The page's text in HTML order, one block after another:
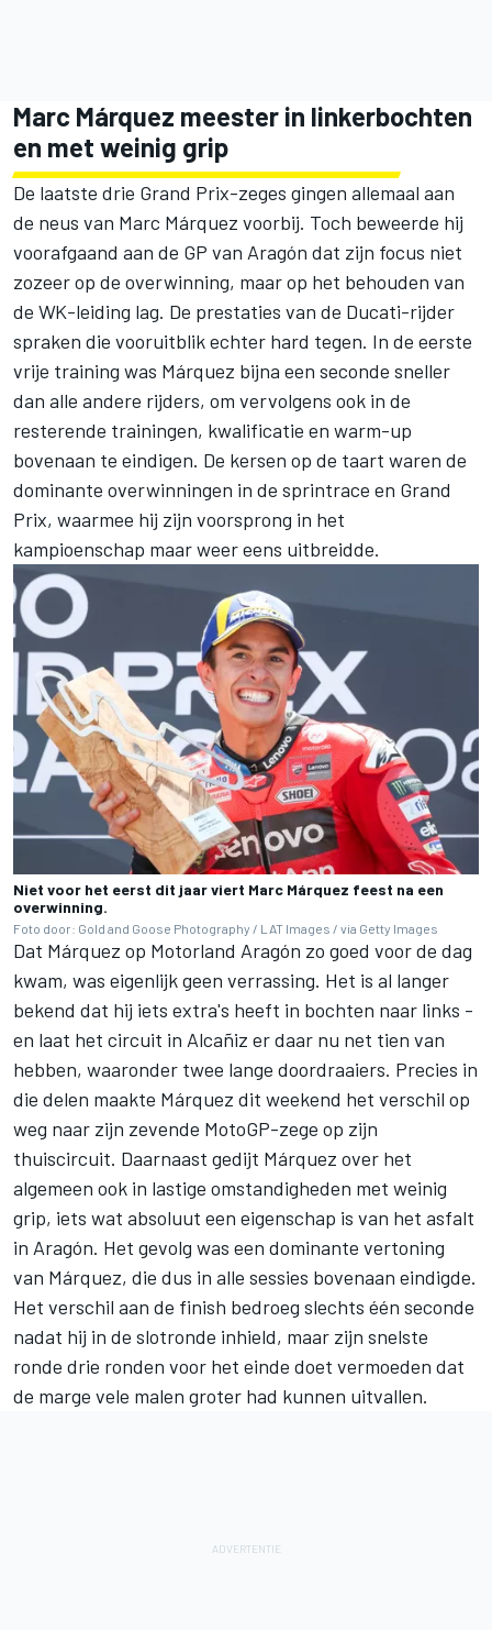
Marc Márquez meester in linkerbochten
en met weinig grip
De laatste drie Grand Prix-zeges gingen allemaal aan
de neus van Marc Márquez voorbij. Toch beweerde hij
voorafgaand aan de GP van Aragón dat zijn focus niet
zozeer op de overwinning, maar op het behouden van
de WK-leiding lag. De prestaties van de Ducati-rijder
spraken die vooruitblik echter hard tegen. In de eerste
vrije training was Márquez bijna een seconde sneller
dan alle andere rijders, om vervolgens ook in de
resterende trainingen, kwalificatie en warm-up
bovenaan te eindigen. De kersen op de taart waren de
dominante overwinningen in de sprintrace en Grand
Prix, waarmee hij zijn voorsprong in het
kampioenschap maar weer eens uitbreidde.
Niet voor het eerst dit jaar viert Marc Márquez feest na een
overwinning.
Foto door: Gold and Goose Photography / LAT Images / via Getty Images
Dat Márquez op Motorland Aragón zo goed voor de dag
kwam, was eigenlijk geen verrassing. Het is al langer
bekend dat hij iets extra's heeft in bochten naar links -
en laat het circuit in Alcañiz er daar nu net tien van
hebben, waaronder twee lange doordraaiers. Precies in
die delen maakte Márquez dit weekend het verschil op
weg naar zijn zevende MotoGP-zege op zijn
thuiscircuit. Daarnaast gedijt Márquez over het
algemeen ook in lastige omstandigheden met weinig
grip, iets wat absoluut een eigenschap is van het asfalt
in Aragón. Het gevolg was een dominante vertoning
van Márquez, die dus in alle sessies bovenaan eindigde.
Het verschil aan de finish bedroeg slechts één seconde
nadat hij in de slotronde inhield, maar zijn snelste
ronde drie ronden voor het einde doet vermoeden dat
de marge vele malen groter had kunnen uitvallen.